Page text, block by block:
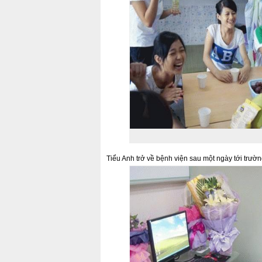
Tiểu Anh trở về bệnh viện sau một ngày tới